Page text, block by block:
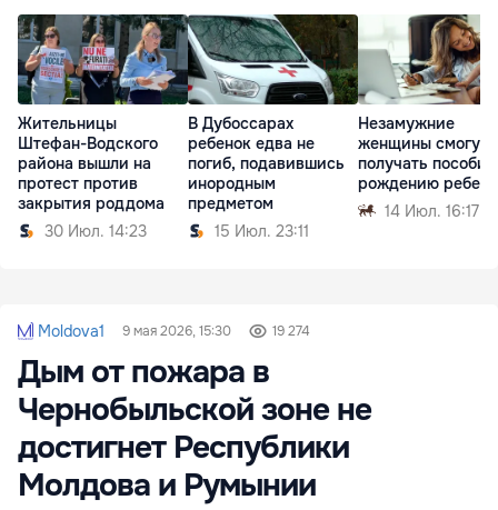
Жительницы
Штефан-Водского
района вышли на
протест против
закрытия роддома
30 Июл. 14:23
В Дубоссарах
ребенок едва не
погиб, подавившись
инородным
предметом
15 Июл. 23:11
Незамужние
женщины смогут
получать
рождению
14 Июл. 16:17
Moldova1 9 мая 2026, 15:30 19 274
Дым от пожара в
Чернобыльской зоне не
достигнет Республики
Молдова и Румынии